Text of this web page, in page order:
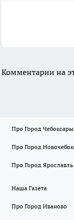
Комментарии на
Про Город Чебоксары
Про Город
Про Город Ярославль
Наша Газета
Про Город Иваново